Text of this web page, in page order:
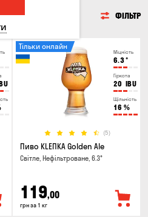
ФІЛЬТР
Міцність
6.3°
Гіркота
20 IBU
Щільність
16 %
(5)
Тільки онлайн
Пиво KLEПКА Golden Ale
Світле, Нефільтроване, 6.3°
119,00
грн за 1 кг